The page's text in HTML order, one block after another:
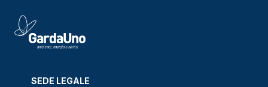
SEDE LEGALE